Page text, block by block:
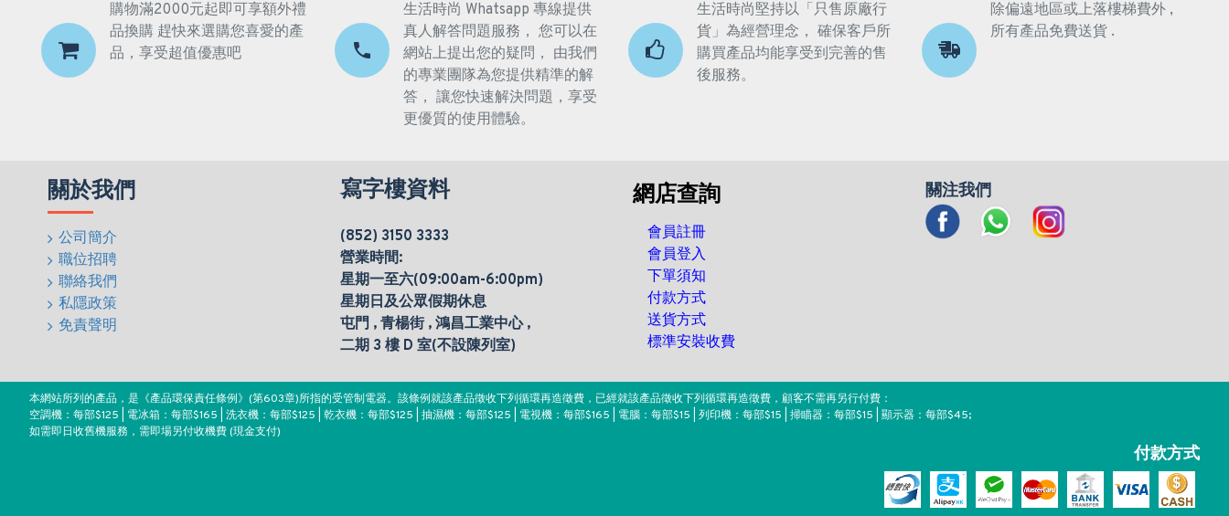
購物滿2000元起即可享額外禮
品換購 趕快來選購您喜愛的產
品，享受超值優惠吧
生活時尚 Whatsapp 專線提供
真人解答問題服務， 您可以在
網站上提出您的疑問， 由我們
的專業團隊為您提供精準的解
答， 讓您快速解決問題，享受
更優質的使用體驗。
生活時尚堅持以「只售原廠行
貨」為經營理念， 確保客戶所
購買產品均能享受到完善的售
後服務。
除偏遠地區或上落樓梯費外 ,
所有產品免費送貨 .
關於我們
公司簡介
職位招聘
聯絡我們
私隱政策
免責聲明
寫字樓資料
(852) 3150 3333
營業時間:
星期一至六(09:00am-6:00pm)
星期日及公眾假期休息
屯門 , 青楊街 , 鴻昌工業中心 ,
二期 3 樓 D 室(不設陳列室)
網店查詢
會員註冊
會員登入
下單須知
付款方式
送貨方式
標準安裝收費
關注我們
本網站所列的產品，是《產品環保責任條例》(第603章)所指的受管制電器。該條例就該產品徵收下列循環再造徵費，已經就該產品徵收下列循環再造徵費，顧客不需再另行付費：
空調機：每部$125 | 電冰箱：每部$165 | 洗衣機：每部$125 | 乾衣機：每部$125 | 抽濕機：每部$125 | 電視機：每部$165 | 電腦：每部$15 | 列印機：每部$15 | 掃瞄器：每部$15 | 顯示器：每部$45;
如需即日收舊機服務，需即場另付收機費 (現金支付)
付款方式